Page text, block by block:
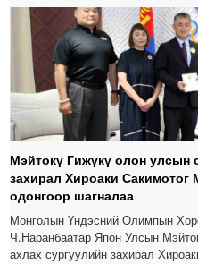
Мэйтокү Гижүкү олон улсын
захирал Хироаки
одонгоор шагналаа
Монголын Үндэсний Олимпын
Ч.Наранбаатар Япон Улсын
ахлах сургуулийн захирал